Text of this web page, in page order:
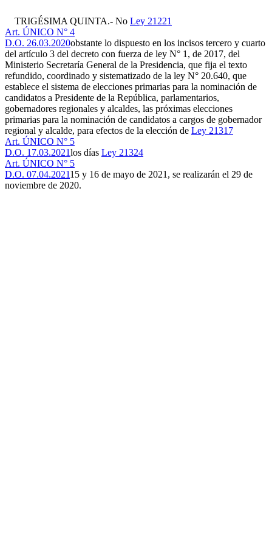
TRIGÉSIMA QUINTA.- No Ley 21221
Art. ÚNICO N° 4
D.O. 26.03.2020obstante lo dispuesto en los incisos tercero y cuarto
del artículo 3 del decreto con fuerza de ley N° 1, de 2017, del
Ministerio Secretaría General de la Presidencia, que fija el texto
refundido, coordinado y sistematizado de la ley N° 20.640, que
establece el sistema de elecciones primarias para la nominación de
candidatos a Presidente de la República, parlamentarios,
gobernadores regionales y alcaldes, las próximas elecciones
primarias para la nominación de candidatos a cargos de gobernador
regional y alcalde, para efectos de la elección de Ley 21317
Art. ÚNICO N° 5
D.O. 17.03.2021los días Ley 21324
Art. ÚNICO N° 5
D.O. 07.04.202115 y 16 de mayo de 2021, se realizarán el 29 de
noviembre de 2020.